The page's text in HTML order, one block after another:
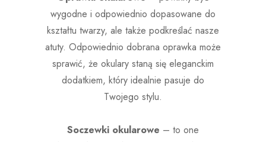
wygodne i odpowiednio dopasowane do
kształtu twarzy, ale także podkreślać nasze
atuty. Odpowiednio dobrana oprawka może
sprawić, że okulary staną się eleganckim
dodatkiem, który idealnie pasuje do
Twojego stylu.
Soczewki okularowe – to one